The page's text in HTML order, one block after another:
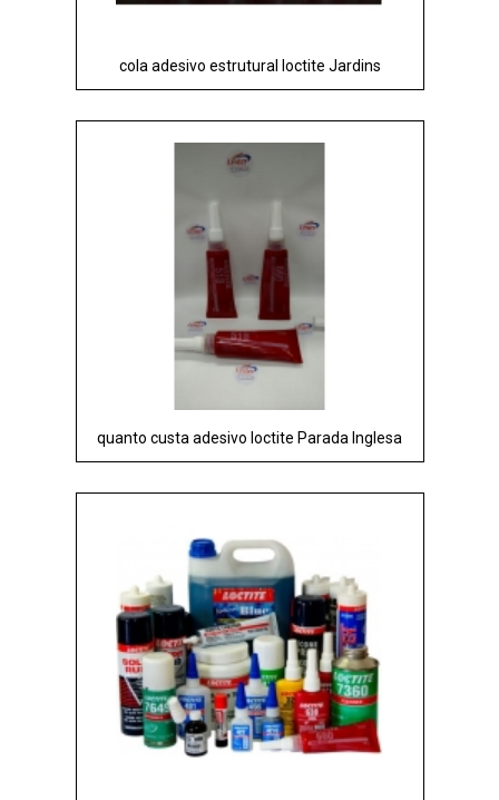
cola adesivo estrutural loctite Jardins
quanto custa adesivo loctite Parada Inglesa